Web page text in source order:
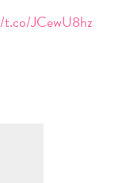
JCewU8hz